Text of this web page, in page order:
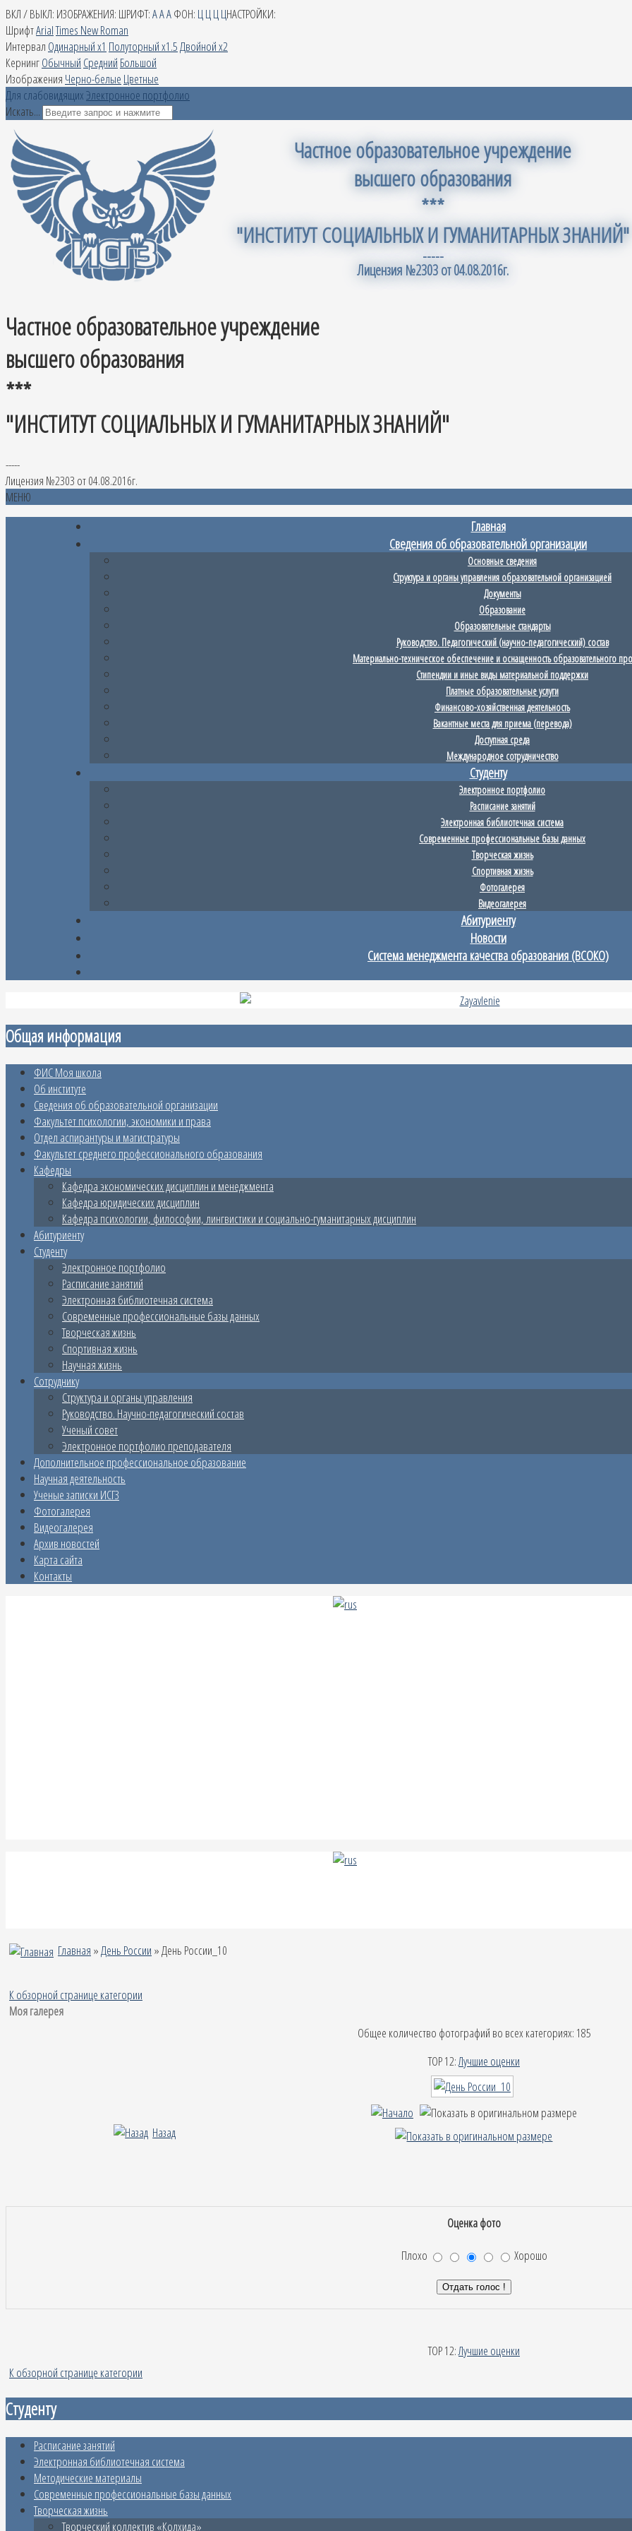
ВКЛ / ВЫКЛ: ИЗОБРАЖЕНИЯ: ШРИФТ:AAAФОН: ЦЦЦЦНАСТРОЙКИ:
ШрифтArialTimes New Roman
Интервал Одинарный х1 Полуторный х1.5Двойной х2
КернингОбычный Средний Большой
Изображения Черно-белые Цветные
Для слабовидящихЭлектронное портфолио
Искать...
Частное образовательное учреждение
высшего образования
***
"ИНСТИТУТ СОЦИАЛЬНЫХ И ГУМАНИТАРНЫХ ЗНАНИЙ"
-----
Лицензия №2303 от 04.08.2016г.
Частное образовательное учреждение
высшего образования
***
"ИНСТИТУТ СОЦИАЛЬНЫХ И ГУМАНИТАРНЫХ ЗНАНИЙ"
-----
Лицензия №2303 от 04.08.2016г.
МЕНЮ
Главная
Сведения об образовательной организации
Основные сведения
Структура и органы управления образовательной организацией
Документы
Образование
Образовательные стандарты
Руководство. Педагогический (научно-педагогический) состав
Материально-техническое обеспечение и оснащенность образовательного
Стипендии и иные виды материальной поддержки
Платные образовательные услуги
Финансово-хозяйственная деятельность
Вакантные места для приема (перевода)
Доступная среда
Международное сотрудничество
Студенту
Электронное портфолио
Расписание занятий
Электронная библиотечная система
Современные профессиональные базы данных
Творческая жизнь
Спортивная жизнь
Фотогалерея
Видеогалерея
Абитуриенту
Новости
Система менеджмента качества образования (ВСОКО)
Общая информация
ФИС Моя школа
Об институте
Сведения об образовательной организации
Факультет психологии, экономики и права
Отдел аспирантуры и магистратуры
Факультет среднего профессионального образования
Кафедры
Кафедра экономических дисциплин и менеджмента
Кафедра юридических дисциплин
Кафедра психологии, философии, лингвистики и социально-гуманитарных дисциплин
Абитуриенту
Студенту
Электронное портфолио
Расписание занятий
Электронная библиотечная система
Современные профессиональные базы данных
Творческая жизнь
Спортивная жизнь
Научная жизнь
Сотруднику
Структура и органы управления
Руководство. Научно-педагогический состав
Ученый совет
Электронное портфолио преподавателя
Дополнительное профессиональное образование
Научная деятельность
Ученые записки ИСГЗ
Фотогалерея
Видеогалерея
Архив новостей
Карта сайта
Контакты
Главная »День России » День России_10
К обзорной странице категории
Моя галерея
Общее количество фотографий во всех категориях: 185
TOP 12:Лучшие оценки
Назад
Оценка фото
Плохо
Хорошо
TOP 12:Лучшие оценки
К обзорной странице категории
Студенту
Расписание занятий
Электронная библиотечная система
Методические материалы
Современные профессиональные базы данных
Творческая жизнь
Творческий коллектив «Колхида»